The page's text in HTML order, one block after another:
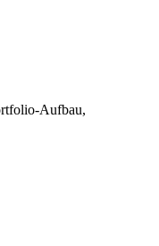
Aufbau,